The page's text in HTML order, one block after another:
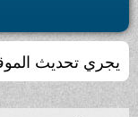
يجري تحديث الموقع